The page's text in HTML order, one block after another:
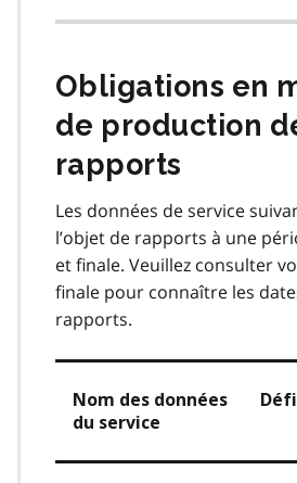
Obligations en
de production
rapports
Les données de service
l’objet de rapports à une
et finale. Veuillez consulter
finale pour connaître les
rapports.
Nom des données
du service